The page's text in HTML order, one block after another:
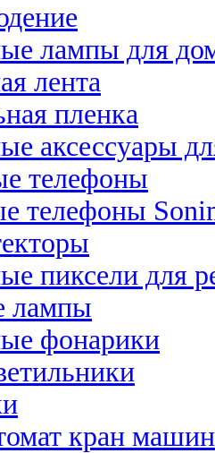
лампы для
лента
пленка
аксессуары
телефоны
телефоны
пиксели для
лампы
фонарики
кран